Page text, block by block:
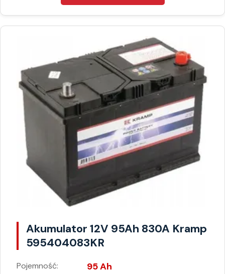
Akumulator 12V 95Ah 830A Kramp
595404083KR
Pojemność: 95 Ah